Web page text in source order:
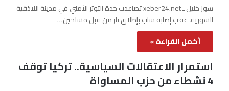
سوز خليل ـ xeber24.net تصاعدت حدة التوتر الأمني في مدينة اللاذقية
السورية، عقب إصابة شاب بإطلاق نار من قبل مسلحين…
أكمل القراءة »
استمرار الاعتقالات السياسية.. تركيا توقف
4 نشطاء من حزب المساواة